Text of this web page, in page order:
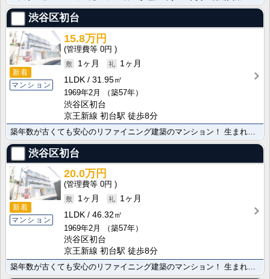
渋谷区初台
新着
マンション
15.8万円
0円
1ヶ月
1ヶ月
1LDK
31.95㎡
1969年2月
（築57年）
渋谷区初台
京王新線 初台駅 徒歩8分
渋谷区初台
新着
マンション
20.0万円
0円
1ヶ月
1ヶ月
1LDK
46.32㎡
1969年2月
（築57年）
渋谷区初台
京王新線 初台駅 徒歩8分